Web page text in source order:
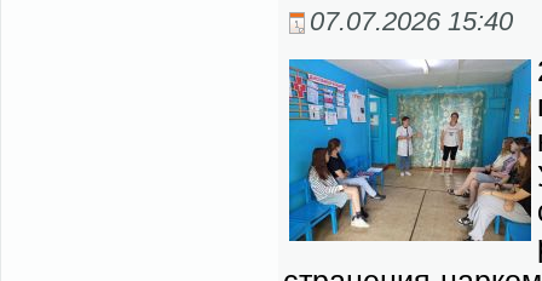
07.07.2026 15:40